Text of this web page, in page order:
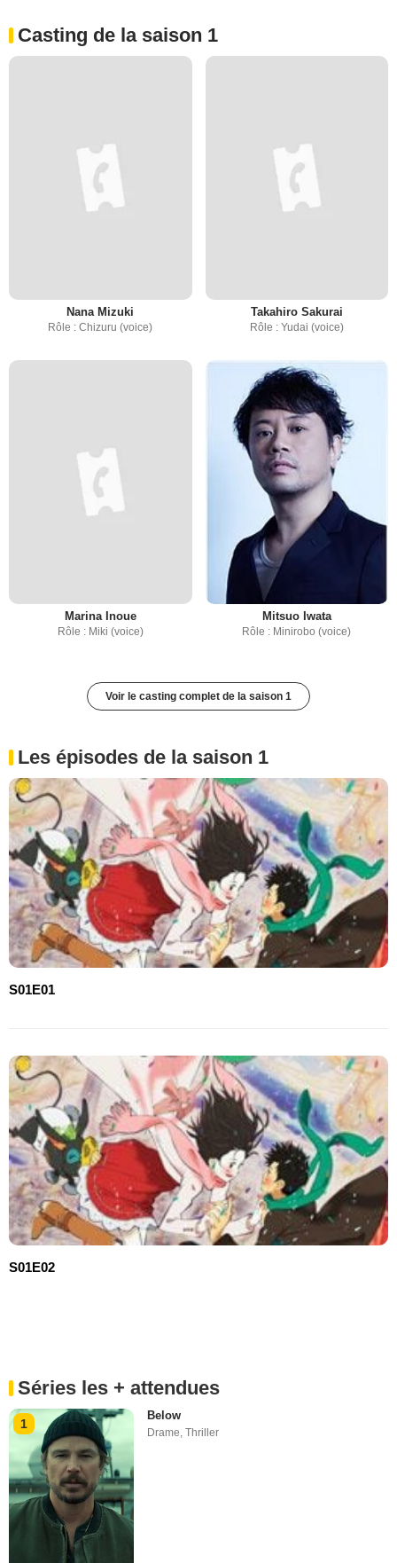
Casting de la saison 1
Nana Mizuki
Rôle : Chizuru (voice)
Takahiro Sakurai
Rôle : Yudai (voice)
Marina Inoue
Rôle : Miki (voice)
Mitsuo Iwata
Rôle : Minirobo (voice)
Voir le casting complet de la saison 1
Les épisodes de la saison 1
S01E01
S01E02
Séries les + attendues
1
Below
Drame,Thriller